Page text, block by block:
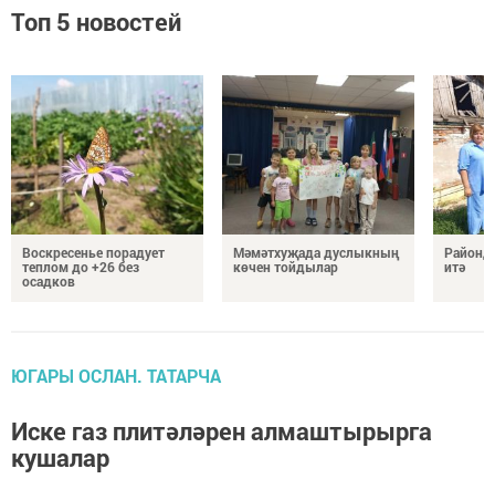
Топ 5 новостей
Воскресенье порадует
теплом до +26 без
осадков
Мәмәтхуҗада дуслыкның
көчен тойдылар
итә
ЮГАРЫ ОСЛАН. ТАТАРЧА
Иске газ плитәләрен алмаштырырга
кушалар